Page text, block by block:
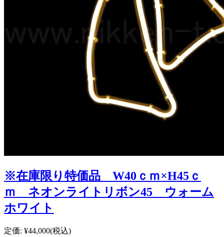
※在庫限り特価品 W40ｃｍ×H45ｃ
ｍ ネオンライトリボン45 ウォーム
ホワイト
定価: ¥44,000(税込)